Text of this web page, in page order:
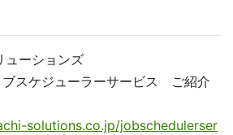
ューションズ
スケジューラーサービス ご紹介
solutions.co.jp/jobschedulerser